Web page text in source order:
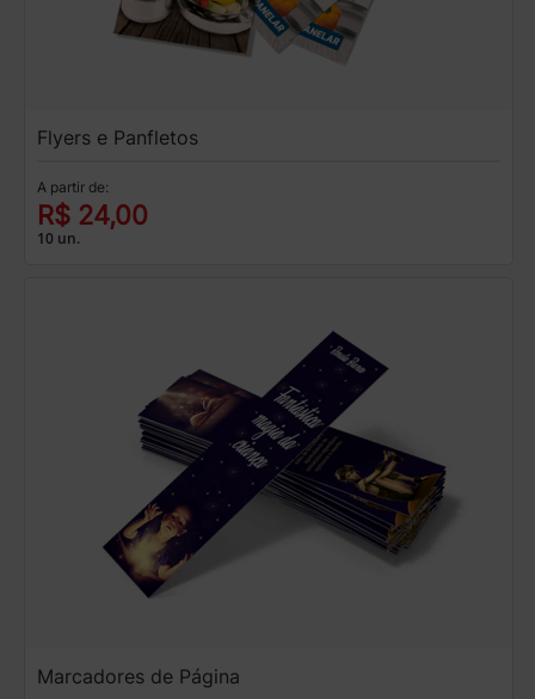
Flyers e Panfletos
A partir de:
R$ 24,00
10 un.
Marcadores de Página